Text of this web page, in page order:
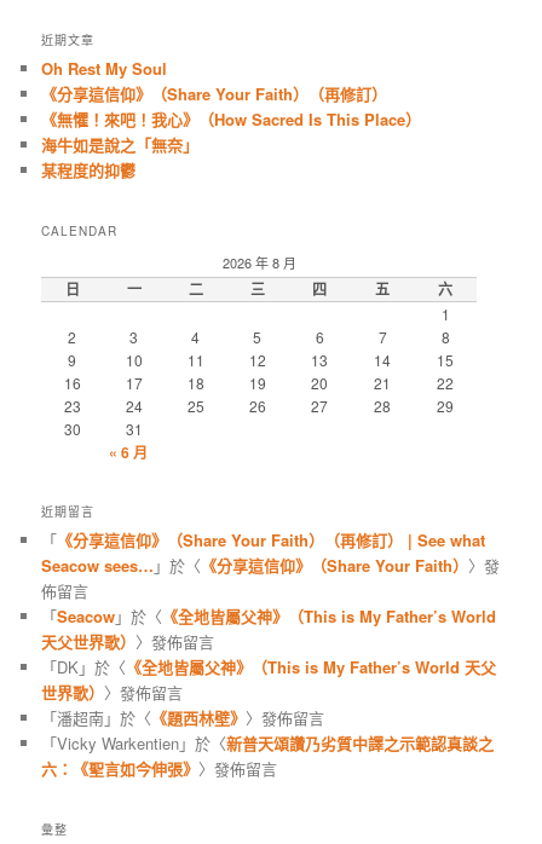
近期文章
Oh Rest My Soul
《分享這信仰》（Share Your Faith）（再修訂）
《無懼！來吧！我心》（How Sacred Is This Place）
海牛如是說之「無奈」
某程度的抑鬱
CALENDAR
2026 年 8 月
日 一 二 三 四 五 六
1
2
3 4 5 6 7
8
9
10 11 12 13 14
15
16
17 18 19 20 21
22
23
24 25 26 27 28
29
30
31
« 6 月
近期留言
「 《分享這信仰》（Share Your Faith）（再修訂） | See what
Seacow sees… 」於〈 《分享這信仰》（Share Your Faith） 〉發
佈留言
「Seacow」於〈 《全地皆屬父神》（This is My Father’s World
天父世界歌） 〉發佈留言
「DK」於〈 《全地皆屬父神》（This is My Father’s World 天父
世界歌） 〉發佈留言
「潘超南」於〈 《題西林壁》 〉發佈留言
「Vicky Warkentien」於〈新普天頌讚乃劣質中譯之示範認真談之
六：《聖言如今伸張》 〉發佈留言
彙整